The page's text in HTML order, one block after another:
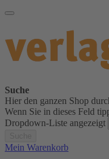
Suche
Hier den ganzen Shop
Wenn Sie in dieses Feld
Dropdown-Liste angezeigt
Mein Warenkorb